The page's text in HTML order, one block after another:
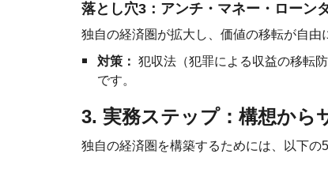
落とし穴3：アンチ・マネー・ローン
独自の経済圏が拡大し、価値の移転が自由
対策： 犯収法（犯罪による収益の移転
です。
3. 実務ステップ：構想から
独自の経済圏を構築するためには、以下の